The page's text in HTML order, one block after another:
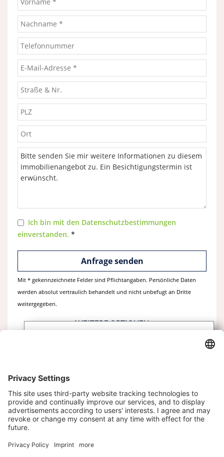
Ich bin mit den Datenschutzbestimmungen
einverstanden. *
Mit * gekennzeichnete Felder sind Pflichtangaben. Persönliche Daten
werden absolut vertraulich behandelt und nicht unbefugt an Dritte
weitergegeben.
WEITERE OPTIONEN
Kontakt
Impressum
Datenschutz
Datenschutzeinstellungen
Melden Sie sich heute kostenlos an und werden
Sie als erster über neue Updates informiert.